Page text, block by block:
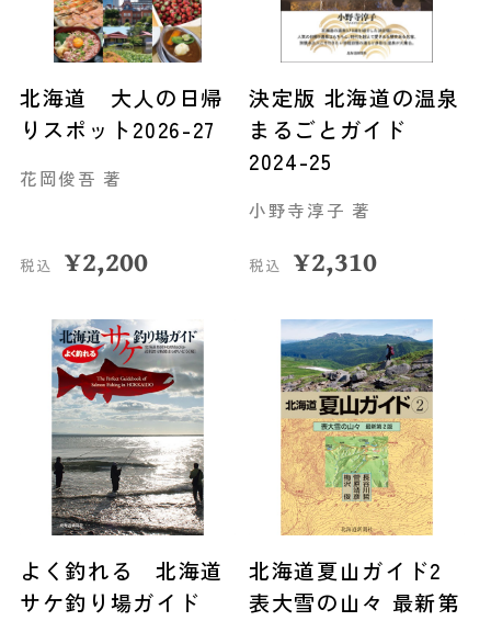
北海道 大人の日帰
りスポット2026-27
花岡俊吾 著
税込 ¥2,200
決定版 北海道の温泉
まるごとガイド
2024-25
小野寺淳子 著
税込 ¥2,310
よく釣れる 北海道
サケ釣り場ガイド
北海道夏山ガイド2
表大雪の山々 最新第